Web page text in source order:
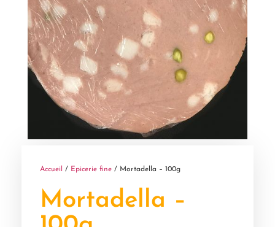
Accueil / Epicerie fine / Mortadella – 100g
Mortadella –